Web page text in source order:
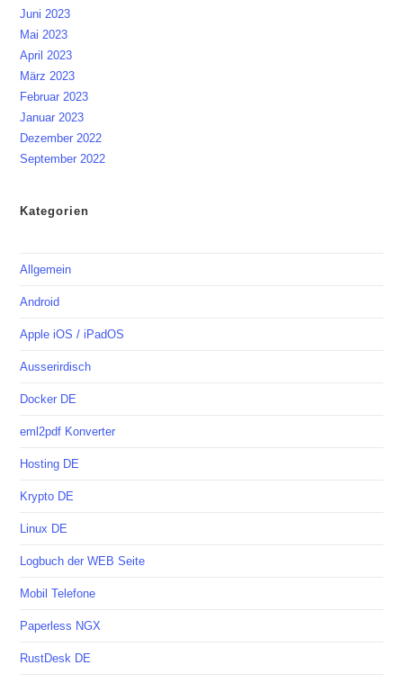
Juni 2023
Mai 2023
April 2023
März 2023
Februar 2023
Januar 2023
Dezember 2022
September 2022
Kategorien
Allgemein
Android
Apple iOS / iPadOS
Ausserirdisch
Docker DE
eml2pdf Konverter
Hosting DE
Krypto DE
Linux DE
Logbuch der WEB Seite
Mobil Telefone
Paperless NGX
RustDesk DE